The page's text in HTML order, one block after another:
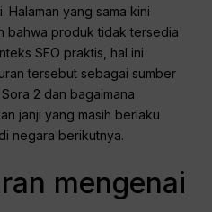
Halaman yang sama kini
bahwa produk tidak tersedia
SEO praktis, hal ini
tersebut sebagai sumber
2 dan bagaimana
janji yang masih berlaku
negara berikutnya.
mengenai